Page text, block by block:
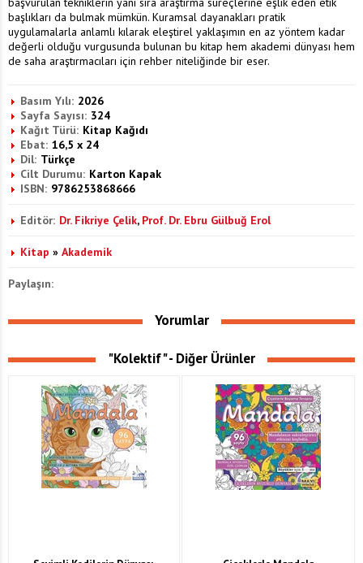
başlıkları da bulmak mümkün. Kuramsal dayanakları pratik
uygulamalarla anlamlı kılarak eleştirel yaklaşımın en az yöntem kadar
değerli olduğu vurgusunda bulunan bu kitap hem akademi dünyası hem
de saha araştırmacıları için rehber niteliğinde bir eser.
Basım Yılı: 2026
Sayfa Sayısı: 324
Kağıt Türü: Kitap Kağıdı
Ebat: 16,5 x 24
Dil: Türkçe
Cilt Durumu: Karton Kapak
ISBN: 9786253868666
Editör: Dr. Fikriye Çelik, Prof. Dr. Ebru Gülbuğ Erol
Kitap » Akademik
Paylaşın:
Yorumlar
"Kolektif" - Diğer Ürünler